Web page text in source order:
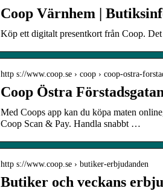
Coop Värnhem |
Köp ett digitalt presentkort från Coop.
http s://www.coop.se › coop › coop-ostra-
Coop Östra
Med Coops app kan du köpa maten
Coop Scan & Pay. Handla snabbt …
http s://www.coop.se › butiker-erbjudanden
Butiker och veckans